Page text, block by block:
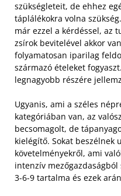
szükségleteit, de ehhez
táplálékokra volna szükség.
már ezzel a kérdéssel, az
zsírok bevitelével akkor
folyamatosan iparilag
származó ételeket
legnagyobb részére
Ugyanis, ami a széles
kategóriában van, az
becsomagolt, de
kielégítő. Sokat beszélnek
követelményekről, ami
intenzív
3-6-9 tartalma és ezek